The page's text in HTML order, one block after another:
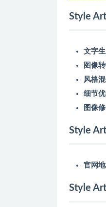
Style
文字
图像
风格
细节
图像
Style
官网
Style